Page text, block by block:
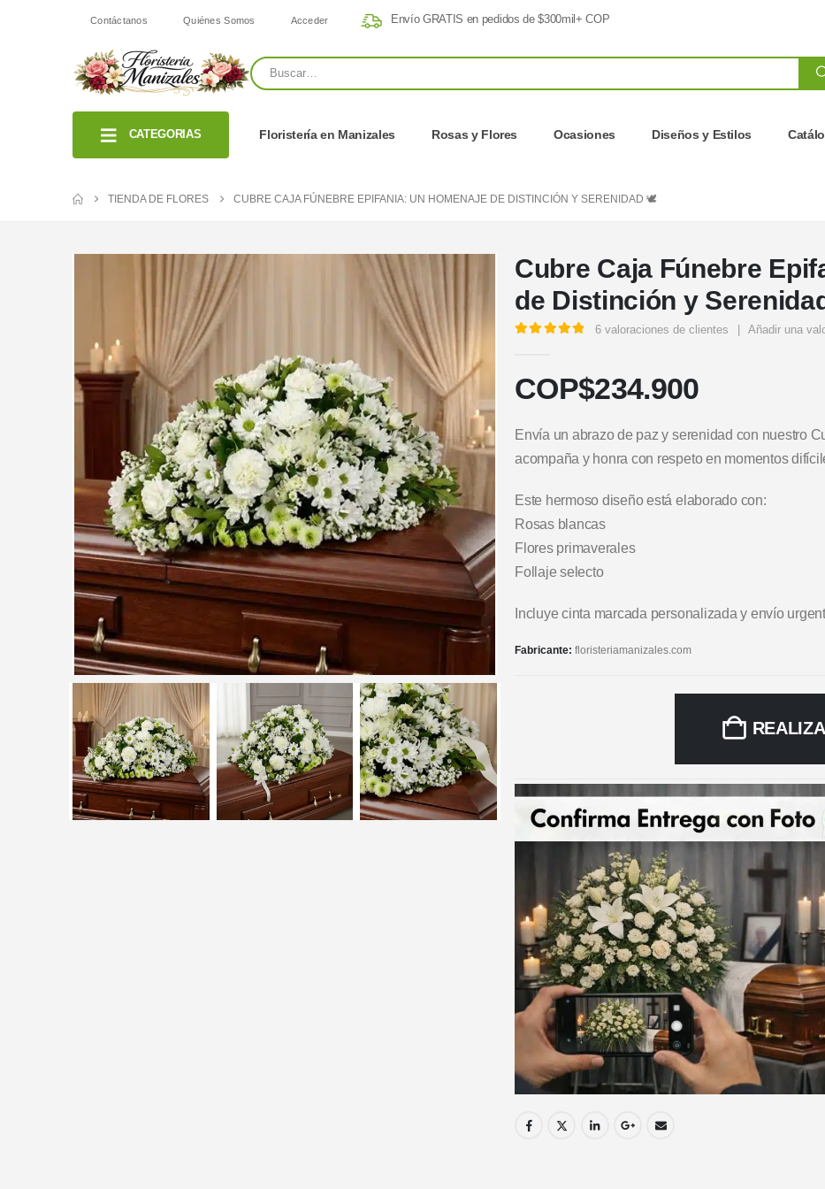
Contáctanos Quiénes Somos Acceder Envío GRATIS en pedidos de $300mil+ COP
CATEGORIAS Floristería en Manizales Rosas y Flores Ocasiones Diseños y Estilos
TIENDA DE FLORES CUBRE CAJA FÚNEBRE EPIFANIA: UN HOMENAJE DE DISTINCIÓN Y SERENIDAD 🕊️
Cubre Caja Fúnebre
de Distinción y
6 valoraciones de clientes Añadir una
COP$234.900
Envía un abrazo de paz y serenidad con nuestro
acompaña y honra con respeto en momentos
Este hermoso diseño está elaborado con:
Rosas blancas
Flores primaverales
Follaje selecto
Incluye cinta marcada personalizada y envío
Fabricante: floristeriamanizales.com